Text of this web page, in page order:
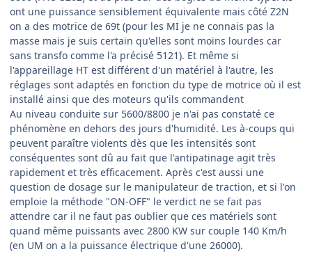
ont une puissance sensiblement équivalente mais côté Z2N
on a des motrice de 69t (pour les MI je ne connais pas la
masse mais je suis certain qu'elles sont moins lourdes car
sans transfo comme l'a précisé 5121). Et même si
l'appareillage HT est différent d'un matériel à l'autre, les
réglages sont adaptés en fonction du type de motrice où il est
installé ainsi que des moteurs qu'ils commandent
Au niveau conduite sur 5600/8800 je n'ai pas constaté ce
phénomène en dehors des jours d'humidité. Les à-coups qui
peuvent paraître violents dès que les intensités sont
conséquentes sont dû au fait que l'antipatinage agit très
rapidement et très efficacement. Après c'est aussi une
question de dosage sur le manipulateur de traction, et si l'on
emploie la méthode "ON-OFF" le verdict ne se fait pas
attendre car il ne faut pas oublier que ces matériels sont
quand même puissants avec 2800 KW sur couple 140 Km/h
(en UM on a la puissance électrique d'une 26000).